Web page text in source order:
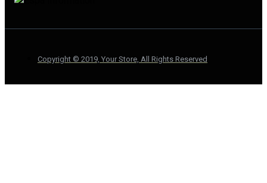
Copyright © 2019, Your Store, All Rights Reserved